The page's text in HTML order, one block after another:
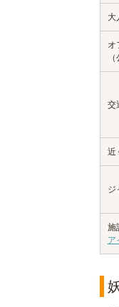
大
オ
交
近
ジ
施
ア